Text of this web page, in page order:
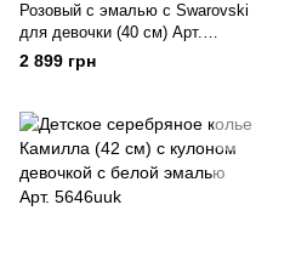
Розовый с эмалью с Swarovski
для девочки (40 см) Арт.
5606uuk
2 899 грн